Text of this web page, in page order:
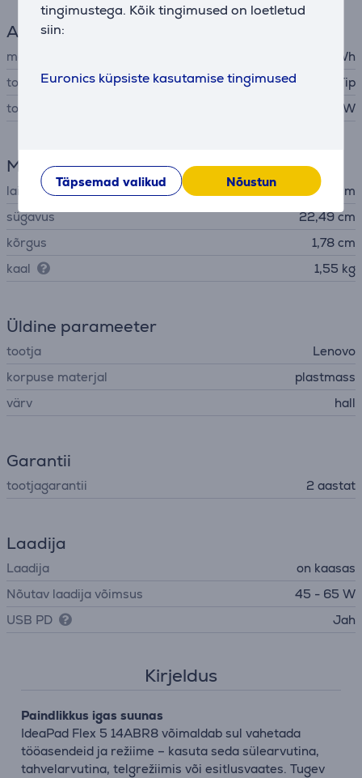
tingimustega. Kõik tingimused on loetletud
siin:
Euronics küpsiste kasutamise tingimused
Täpsemad valikud Nõustun
Aku
mahutavus
52,5 Wh
toiteadapteri liides
Lenovo Round Tip
toiteadapteri väljundvõimsus
65 W
Mõõtmed
laius
31,31 cm
sügavus
22,49 cm
kõrgus
1,78 cm
kaal
1,55 kg
Üldine parameeter
tootja
Lenovo
korpuse materjal
plastmass
värv
hall
Garantii
tootjagarantii 2 aastat
Laadija
Laadija
on kaasas
Nõutav laadija võimsus
45 - 65 W
USB PD
Jah
Kirjeldus
Paindlikkus igas suunas
IdeaPad Flex 5 14ABR8 võimaldab sul vahetada
tööasendeid ja režiime – kasuta seda sülearvutina,
tahvelarvutina, telgrežiimis või esitlusvaates. Tugev